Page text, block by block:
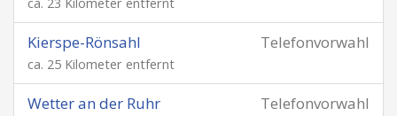
Telefonvorwahl
Kierspe-Rönsahl
ca. 25 Kilometer entfernt
Telefonvorwahl
Wetter an der Ruhr